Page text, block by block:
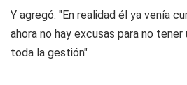
Y agregó: "En realidad él ya venía
ahora no hay excusas para no
toda la gestión"